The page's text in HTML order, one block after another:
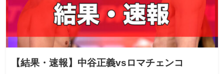
【結果・速報】中谷正義vsロマチェンコ